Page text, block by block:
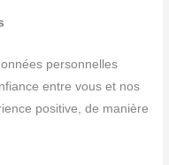
personnelles
entre vous et nos
positive, de manière